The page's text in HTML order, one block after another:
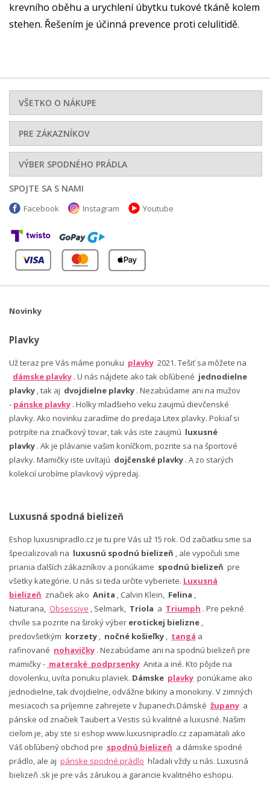
krevního oběhu a urychlení úbytku tukové tkáně kolem
stehen. Řešením je účinná prevence proti celulitidě.
VŠETKO O NÁKUPE
PRE ZÁKAZNÍKOV
VÝBER SPODNÉHO PRÁDLA
SPOJTE SA S NAMI
Facebook Instagram Youtube
Novinky
Plavky
Už teraz pre Vás máme ponuku plavky 2021. Tešiť sa môžete na
dámske plavky . U nás nájdete ako tak obľúbené jednodielne
plavky , tak aj dvojdielne plavky . Nezabúdame ani na mužov
- pánske plavky . Holky mladšieho veku zaujmú dievčenské
plavky. Ako novinku zaradíme do predaja Litex plavky. Pokiaľ si
potrpíte na značkový tovar, tak vás iste zaujmú luxusné
plavky . Ak je plávanie vašim koníčkom, pozrite sa na športové
plavky. Mamičky iste uvítajú dojčenské plavky . A zo starých
kolekcií urobíme plavkový výpredaj.
Luxusná spodná bielizeň
Eshop luxusnipradlo.cz je tu pre Vás už 15 rok. Od začiatku sme sa
špecializovali na luxusnú spodnú bielizeň , ale vypočuli sme
priania ďalších zákazníkov a ponúkame spodnú bielizeň pre
všetky kategórie. U nás si teda určite vyberiete. Luxusná
bielizeň značiek ako Anita , Calvin Klein, Felina ,
Naturana, Obsessive , Selmark, Triola a Triumph . Pre pekné
chvíle sa pozrite na široký výber erotickej bielizne ,
predovšetkým korzety , nočné košieľky , tangá a
rafinované nohavičky . Nezabúdame ani na spodnú bielizeň pre
mamičky - materské podprsenky Anita a iné. Kto pôjde na
dovolenku, uvíta ponuku plaviek. Dámske plavky ponúkame ako
jednodielne, tak dvojdielne, odvážne bikiny a monokiny. V zimných
mesiacoch sa príjemne zahrejete v županech.Dámské župany a
pánske od značiek Taubert a Vestis sú kvalitné a luxusné. Našim
cieľom je, aby ste si eshop www.luxusnipradlo.cz zapamätali ako
Váš obľúbený obchod pre spodnú bielizeň a dámske spodné
prádlo, ale aj pánske spodné prádlo hľadali vždy u nás. Luxusná
bielizeň .sk je pre vás zárukou a garancie kvalitného eshopu.